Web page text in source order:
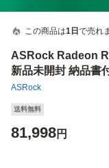
この商品は1日 で売れ
ASRock Radeon
新品未開封 納品書
ASRock
送料無料
81,998円